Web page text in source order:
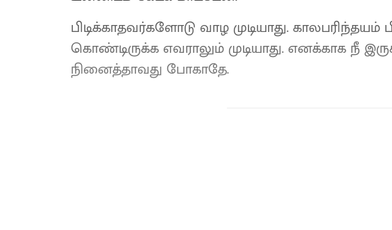
பிடிக்காதவர்களோடு வாழ முடியாது. காலபரிந்தயம்
கொண்டிருக்க எவராலும் முடியாது. எனக்காக நீ
நினைத்தாவது போகாதே.